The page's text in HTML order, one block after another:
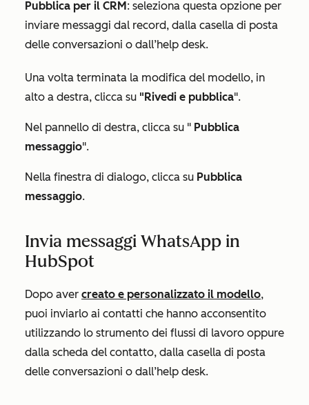
Pubblica per il CRM: seleziona questa opzione per
inviare messaggi dal record, dalla casella di posta
delle conversazioni o dall’help desk.
Una volta terminata la modifica del modello, in
alto a destra, clicca su "Rivedi e pubblica".
Nel pannello di destra, clicca su " Pubblica
messaggio".
Nella finestra di dialogo, clicca su Pubblica
messaggio.
Invia messaggi WhatsApp in
HubSpot
Dopo aver creato e personalizzato il modello,
puoi inviarlo ai contatti che hanno acconsentito
utilizzando lo strumento dei flussi di lavoro oppure
dalla scheda del contatto, dalla casella di posta
delle conversazioni o dall’help desk.